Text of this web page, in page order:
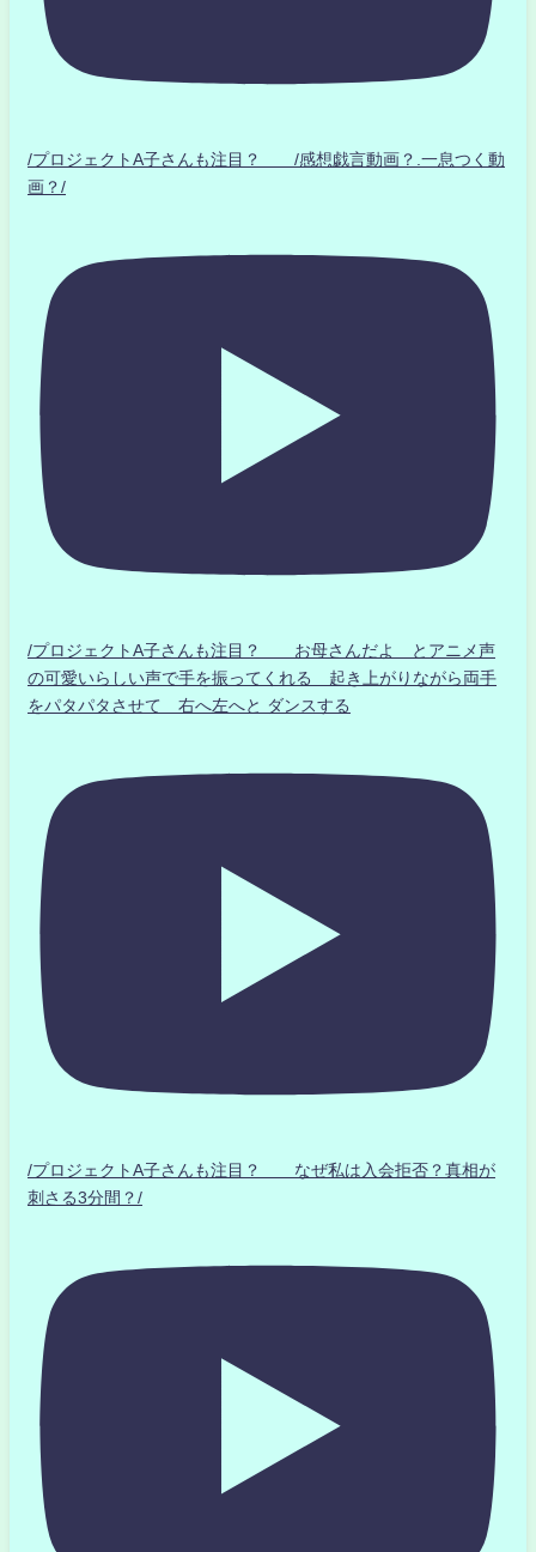
/プロジェクトA子さんも注目？ /感想戯言動画？.一息つく動
画？/
/プロジェクトA子さんも注目？ お母さんだよ とアニメ声
の可愛いらしい声で手を振ってくれる 起き上がりながら両手
をパタパタさせて 右へ左へと ダンスする
/プロジェクトA子さんも注目？ なぜ私は入会拒否？真相が
刺さる3分間？/